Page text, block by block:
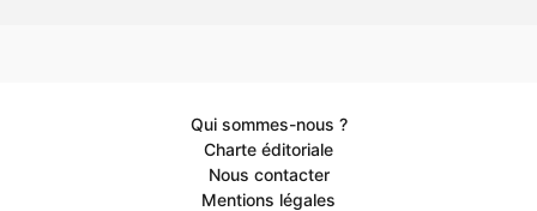
Qui sommes-nous ?
Charte éditoriale
Nous contacter
Mentions légales